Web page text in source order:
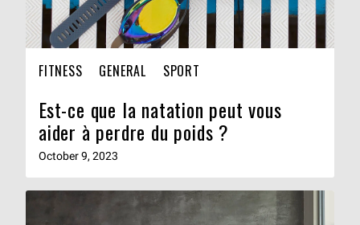
FITNESS GENERAL SPORT
Est-ce que la natation peut vous
aider à perdre du poids ?
October 9, 2023